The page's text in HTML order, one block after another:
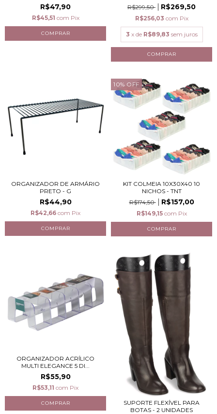
R$47,90
R$45,51 com Pix
R$299,50
R$269,50
R$256,03 com Pix
3 x de R$89,83 sem juros
ORGANIZADOR DE ARMÁRIO
PRETO - G
R$44,90
R$42,66 com Pix
10% OFF
KIT COLMEIA 10X30X40 10
NICHOS - TNT
R$174,50
R$157,00
R$149,15 com Pix
ORGANIZADOR ACRÍLICO
MULTI ELEGANCE 5 DI...
R$55,90
R$53,11 com Pix
SUPORTE FLEXÍVEL PARA
BOTAS - 2 UNIDADES